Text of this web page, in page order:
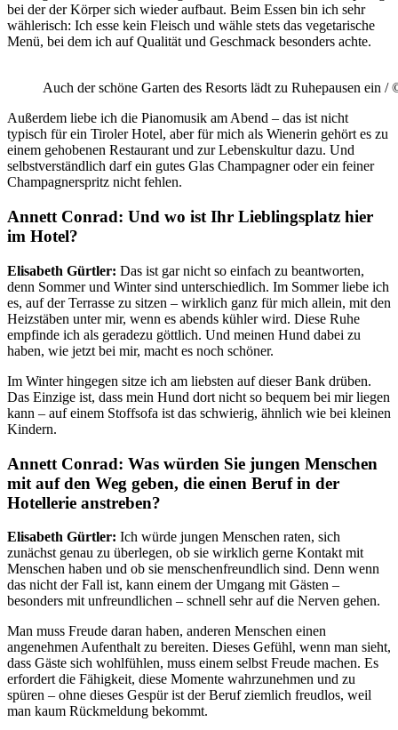
bei der der Körper sich wieder aufbaut. Beim Essen bin ich sehr
wählerisch: Ich esse kein Fleisch und wähle stets das vegetarische
Menü, bei dem ich auf Qualität und Geschmack besonders achte.
Auch der schöne Garten des Resorts lädt zu Ruhepausen ein
Außerdem liebe ich die Pianomusik am Abend – das ist nicht
typisch für ein Tiroler Hotel, aber für mich als Wienerin gehört es zu
einem gehobenen Restaurant und zur Lebenskultur dazu. Und
selbstverständlich darf ein gutes Glas Champagner oder ein feiner
Champagnerspritz nicht fehlen.
Annett Conrad: Und wo ist Ihr Lieblingsplatz hier
im Hotel?
Elisabeth Gürtler: Das ist gar nicht so einfach zu beantworten,
denn Sommer und Winter sind unterschiedlich. Im Sommer liebe ich
es, auf der Terrasse zu sitzen – wirklich ganz für mich allein, mit den
Heizstäben unter mir, wenn es abends kühler wird. Diese Ruhe
empfinde ich als geradezu göttlich. Und meinen Hund dabei zu
haben, wie jetzt bei mir, macht es noch schöner.
Im Winter hingegen sitze ich am liebsten auf dieser Bank drüben.
Das Einzige ist, dass mein Hund dort nicht so bequem bei mir liegen
kann – auf einem Stoffsofa ist das schwierig, ähnlich wie bei kleinen
Kindern.
Annett Conrad: Was würden Sie jungen Menschen
mit auf den Weg geben, die einen Beruf in der
Hotellerie anstreben?
Elisabeth Gürtler: Ich würde jungen Menschen raten, sich
zunächst genau zu überlegen, ob sie wirklich gerne Kontakt mit
Menschen haben und ob sie menschenfreundlich sind. Denn wenn
das nicht der Fall ist, kann einem der Umgang mit Gästen –
besonders mit unfreundlichen – schnell sehr auf die Nerven gehen.
Man muss Freude daran haben, anderen Menschen einen
angenehmen Aufenthalt zu bereiten. Dieses Gefühl, wenn man sieht,
dass Gäste sich wohlfühlen, muss einem selbst Freude machen. Es
erfordert die Fähigkeit, diese Momente wahrzunehmen und zu
spüren – ohne dieses Gespür ist der Beruf ziemlich freudlos, weil
man kaum Rückmeldung bekommt.